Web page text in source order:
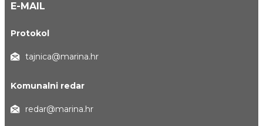
E-MAIL
Protokol
tajnica@marina.hr
Komunalni redar
redar@marina.hr